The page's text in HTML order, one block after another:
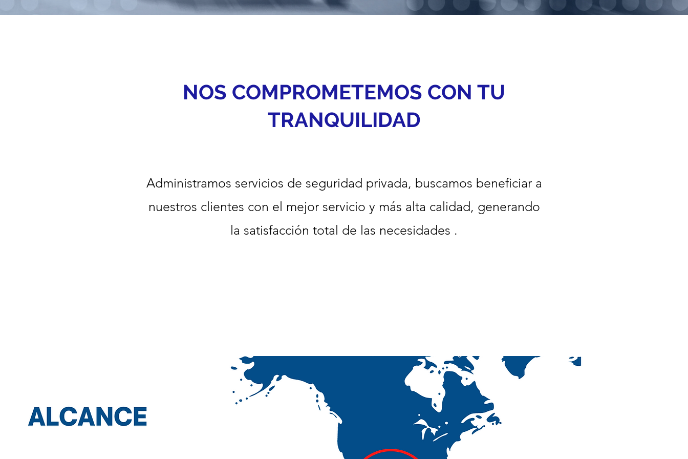
NOS COMPROMETEMOS CON TU
TRANQUILIDAD
Administramos servicios de seguridad privada, buscamos beneficiar a
nuestros clientes con el mejor servicio y más alta calidad, generando
la satisfacción total de las necesidades .